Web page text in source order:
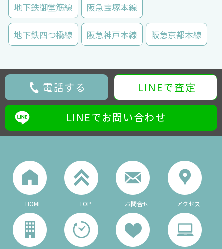
地下鉄御堂筋線 阪急宝塚本線
地下鉄四つ橋線 阪急神戸本線 阪急京都本線
電話する LINEで査定
LINEでお問い合わせ
HOME TOP お問合せ アクセス